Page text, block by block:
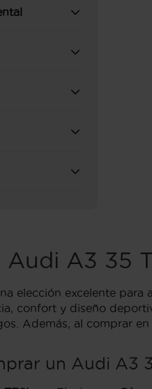
A3 35
elección excelente
confort y diseño
Además, al comprar
un Audi A3